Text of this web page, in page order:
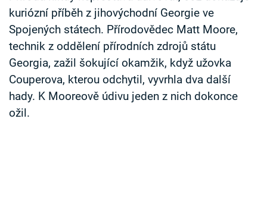
kuriózní příběh z jihovýchodní Georgie ve
Spojených státech. Přírodovědec Matt Moore,
technik z oddělení přírodních zdrojů státu
Georgia, zažil šokující okamžik, když užovka
Couperova, kterou odchytil, vyvrhla dva další
hady. K Mooreově údivu jeden z nich dokonce
ožil.